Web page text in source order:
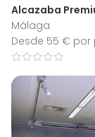
Alcazaba
Málaga
Desde 55 € por